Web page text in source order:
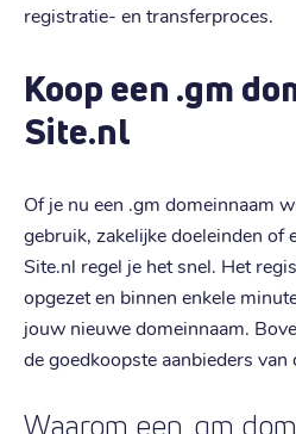
registratie- en transferproces.
Koop een .gm
Site.nl
Of je nu een .gm domeinnaam
gebruik, zakelijke doeleinden
Site.nl regel je het snel. Het
opgezet en binnen enkele
jouw nieuwe domeinnaam.
de goedkoopste aanbieders van
Waarom een .gm